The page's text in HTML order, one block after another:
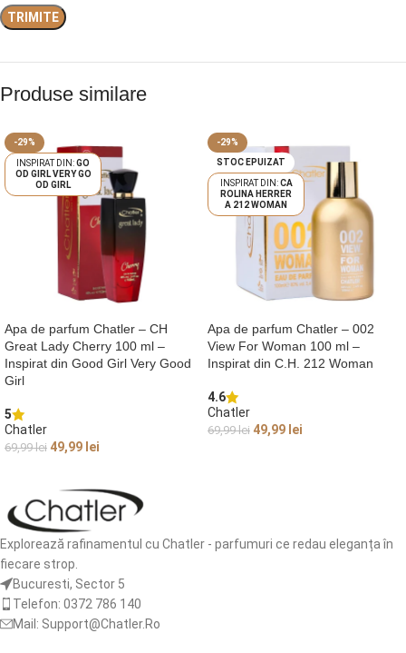
Produse similare
-29%
GO
OD GIRL VERY GO
OD GIRL
Apa de parfum Chatler – CH
Great Lady Cherry 100 ml –
Inspirat din Good Girl Very Good
Girl
5
Chatler
69,99lei 49,99 lei
-29%
STOC EPUIZAT
CA
ROLINA HERRER
A 212 WOMAN
Apa de parfum Chatler – 002
View For Woman 100 ml –
Inspirat din C.H. 212 Woman
4.6
Chatler
69,99lei 49,99 lei
Explorează rafinamentul cu Chatler - parfumuri ce redau eleganța în
fiecare strop.
Bucuresti, Sector 5
Telefon: 0372 786 140
Mail: Support@Chatler.Ro